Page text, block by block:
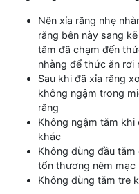
Nên xỉa răng nhẹ
răng bên này sang
tăm đã chạm đến
nhàng để thức ăn rơi
Sau khi đã xỉa răng
không ngậm trong
răng
Không ngậm tăm khi
khác
Không dùng đầu
tổn thương nêm mạc
Không dùng tăm tre